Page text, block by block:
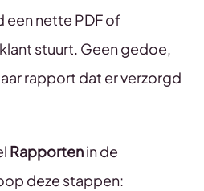
een nette PDF of
stuurt. Geen gedoe,
rapport dat er verzorgd
Rapportenin de
deze stappen: